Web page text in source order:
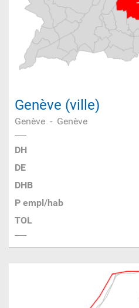
Genève (ville)
Genève - Genève
DH
DE
DHB
P empl/hab
TOL